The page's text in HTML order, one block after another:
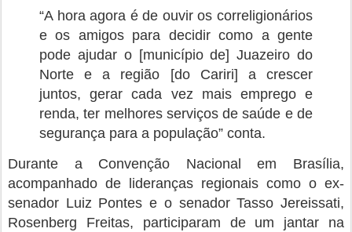
“A hora agora é de ouvir os correligionários
e os amigos para decidir como a gente
pode ajudar o [município de] Juazeiro do
Norte e a região [do Cariri] a crescer
juntos, gerar cada vez mais emprego e
renda, ter melhores serviços de saúde e de
segurança para a população” conta.
Durante a Convenção Nacional em Brasília,
acompanhado de lideranças regionais como o ex-
senador Luiz Pontes e o senador Tasso Jereissati,
Rosenberg Freitas, participaram de um jantar na